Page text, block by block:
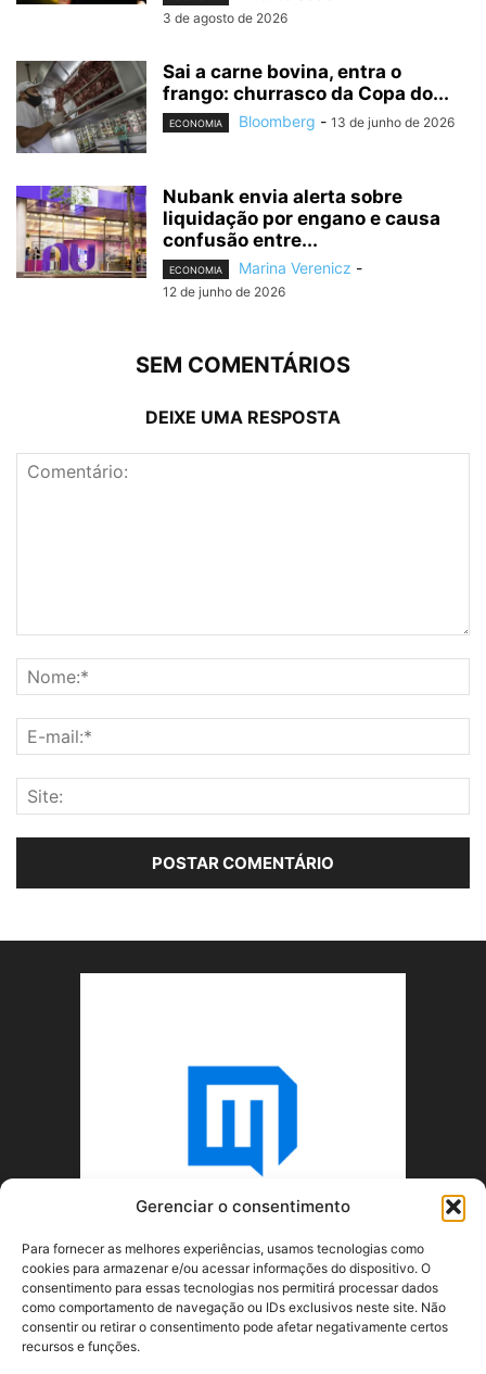
Gerenciar o consentimento
Para fornecer as melhores experiências, usamos tecnologias como
cookies para armazenar e/ou acessar informações do dispositivo. O
consentimento para essas tecnologias nos permitirá processar dados
como comportamento de navegação ou IDs exclusivos neste site. Não
consentir ou retirar o consentimento pode afetar negativamente certos
recursos e funções.
3 de agosto de 2026
Sai a carne bovina, entra o
frango: churrasco da Copa do...
ECONOMIA Bloomberg - 13 de junho de 2026
Nubank envia alerta sobre
liquidação por engano e causa
confusão entre...
ECONOMIA Marina Verenicz -
12 de junho de 2026
SEM COMENTÁRIOS
DEIXE UMA RESPOSTA